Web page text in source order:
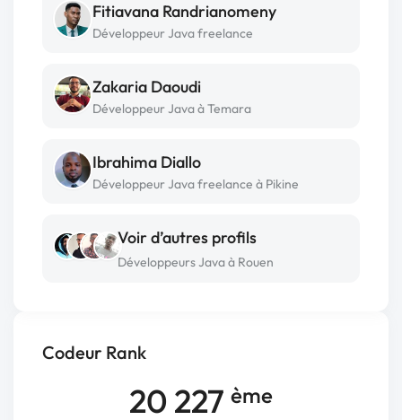
Codeur Rank
20 227 ème
Fitiavana Randrianomeny
Développeur Java freelance
Zakaria Daoudi
Développeur Java à Temara
Ibrahima Diallo
Développeur Java freelance à Pikine
Voir d’autres profils
Développeurs Java à Rouen